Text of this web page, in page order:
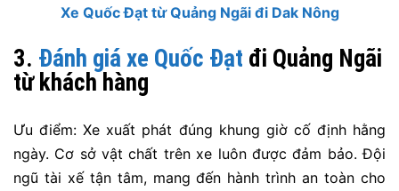
Xe Quốc Đạt từ Quảng Ngãi đi Dak Nông
3. Đánh giá xe Quốc Đạt đi Quảng Ngãi
từ khách hàng
Ưu điểm: Xe xuất phát đúng khung giờ cố định hằng
ngày. Cơ sở vật chất trên xe luôn được đảm bảo. Đội
ngũ tài xế tận tâm, mang đến hành trình an toàn cho